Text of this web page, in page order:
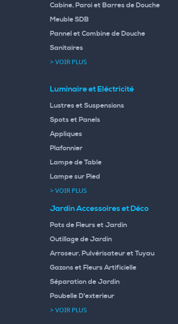
Cabine, Paroi et Barres de Douche
Meuble SDB
Pannel et Combine de Douche
Sanitaires
> VOIR PLUS
Luminaire et Eléctricité
Lustres et Suspensions
Spots et Panels
Appliques
Plafonnier
Lampe de Table
Lampe sur Pied
> VOIR PLUS
Jardin Accessoires et Déco
Pots de Fleurs et Jardin
Outillage de Jardin
Arroseur, Pulvérisateur et Tuyau
Gazons et Fleurs Artificielle
Séparation de Jardin
Poubelle D'exterieur
> VOIR PLUS